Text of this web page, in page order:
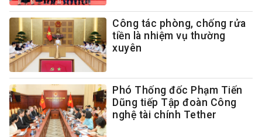
Công tác phòng, chống rửa
tiền là nhiệm vụ thường
xuyên
Phó Thống đốc Phạm Tiến
Dũng tiếp Tập đoàn Công
nghệ tài chính Tether